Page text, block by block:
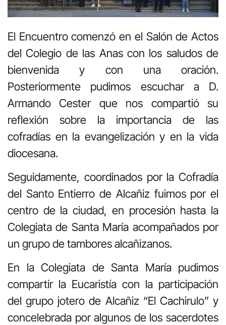
El Encuentro comenzó en el Salón de Actos
del Colegio de las Anas con los saludos de
bienvenida y con una oración.
Posteriormente pudimos escuchar a D.
Armando Cester que nos compartió su
reflexión sobre la importancia de las
cofradías en la evangelización y en la vida
diocesana.
Seguidamente, coordinados por la Cofradía
del Santo Entierro de Alcañiz fuimos por el
centro de la ciudad, en procesión hasta la
Colegiata de Santa María acompañados por
un grupo de tambores alcañizanos.
En la Colegiata de Santa María pudimos
compartir la Eucaristía con la participación
del grupo jotero de Alcañiz “El Cachirulo” y
concelebrada por algunos de los sacerdotes